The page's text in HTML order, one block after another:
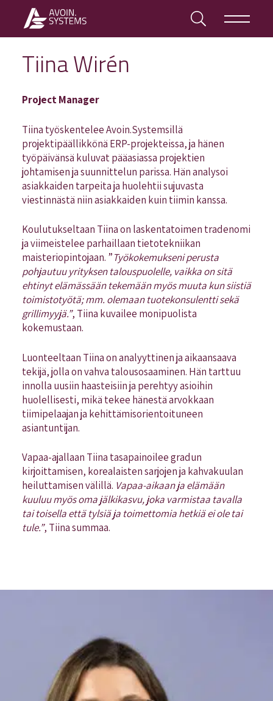
Tiina Wirén
Project Manager
Tiina työskentelee Avoin.Systemsillä
projektipäällikkönä ERP-projekteissa, ja hänen
työpäivänsä kuluvat pääasiassa projektien
johtamisen ja suunnittelun parissa. Hän analysoi
asiakkaiden tarpeita ja huolehtii sujuvasta
viestinnästä niin asiakkaiden kuin tiimin kanssa.
Koulutukseltaan Tiina on laskentatoimen tradenomi
ja viimeistelee parhaillaan tietotekniikan
maisteriopintojaan. ”Työkokemukseni perusta
pohjautuu yrityksen talouspuolelle, vaikka on sitä
ehtinyt elämässään tekemään myös muuta kun siistiä
toimistotyötä; mm. olemaan tuotekonsulentti sekä
grillimyyjä.”, Tiina kuvailee monipuolista
kokemustaan.
Luonteeltaan Tiina on analyyttinen ja aikaansaava
tekijä, jolla on vahva talousosaaminen. Hän tarttuu
innolla uusiin haasteisiin ja perehtyy asioihin
huolellisesti, mikä tekee hänestä arvokkaan
tiimipelaajan ja kehittämisorientoituneen
asiantuntijan.
Vapaa-ajallaan Tiina tasapainoilee gradun
kirjoittamisen, korealaisten sarjojen ja kahvakuulan
heiluttamisen välillä. Vapaa-aikaan ja elämään
kuuluu myös oma jälkikasvu, joka varmistaa tavalla
tai toisella että tylsiä ja toimettomia hetkiä ei ole tai
tule.”, Tiina summaa.